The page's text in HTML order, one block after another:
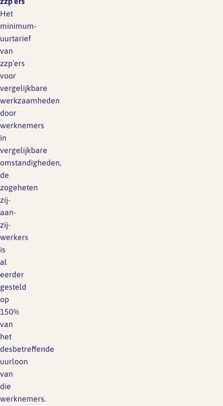
Het
minimum-
uurtarief
van
zzp’ers
voor
vergelijkbare
werkzaamheden
door
werknemers
in
vergelijkbare
omstandigheden,
de
zogeheten
zij-
aan-
zij-
werkers
is
al
eerder
gesteld
op
150%
van
het
desbetreffende
uurloon
van
die
werknemers.